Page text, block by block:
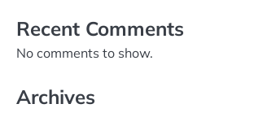
Recent Comments
No comments to show.
Archives